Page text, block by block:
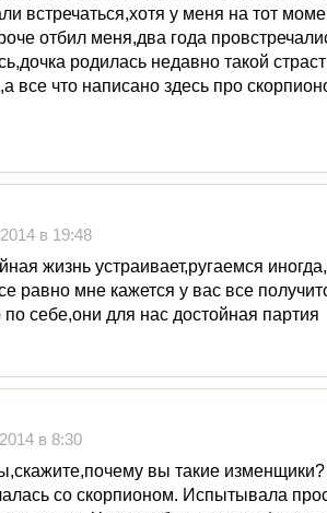
встречаться,хотя у меня на тот
отбил меня,два года
родилась недавно такой
все что написано здесь про
в 19:48
жизнь устраивает,ругаемся
равно мне кажется у вас все
себе,они для нас достойная партия
в 8:30
вы такие
со скорпионом. Испытывала